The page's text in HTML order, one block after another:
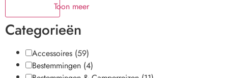
Toon meer
Categorieën
Accessoires (59)
Bestemmingen (4)